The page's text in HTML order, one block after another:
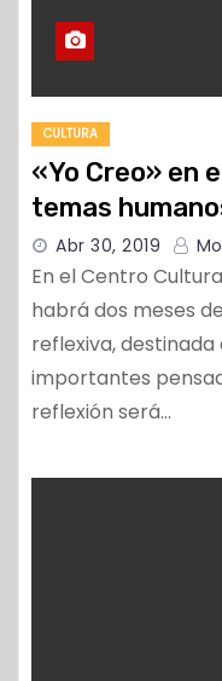
CULTURA
«Yo Creo» en
temas
Abr 30, 2019
En el Centro
habrá dos meses
reflexiva,
importantes
reflexión será…